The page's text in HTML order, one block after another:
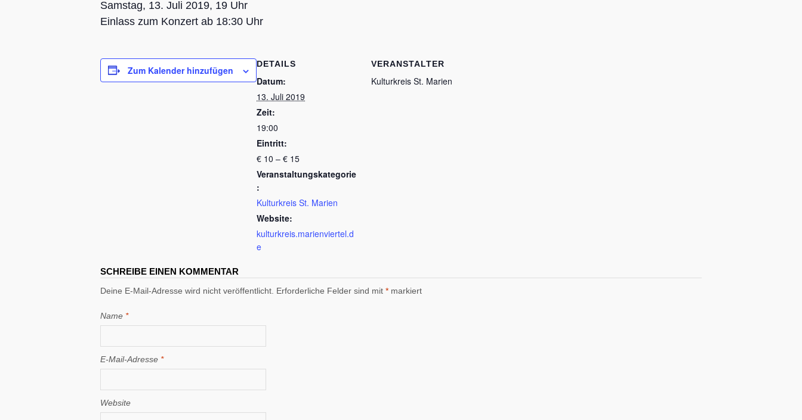
Samstag, 13. Juli 2019, 19 Uhr
Einlass zum Konzert ab 18:30 Uhr
Zum Kalender hinzufügen
DETAILS
Datum:
13. Juli 2019
Zeit:
19:00
Eintritt:
€ 10 – € 15
Veranstaltungskategorie
:
Kulturkreis St. Marien
Website:
kulturkreis.marienviertel.d
e
VERANSTALTER
Kulturkreis St. Marien
SCHREIBE EINEN KOMMENTAR
Deine E-Mail-Adresse wird nicht veröffentlicht. Erforderliche Felder sind mit * markiert
Name *
E-Mail-Adresse *
Website